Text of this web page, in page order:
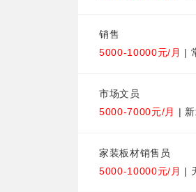
销售
5000-10000元/月 |
市场文员
5000-7000元/月 |
家装板材销售员
5000-10000元/月 |